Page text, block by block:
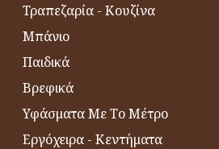
Τραπεζαρία - Κουζίνα
Μπάνιο
Παιδικά
Βρεφικά
Υφάσματα Με Το Μέτρο
Εργόχειρα - Κεντήματα